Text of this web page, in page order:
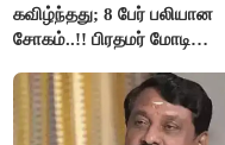
கவிழ்ந்தது; 8 பேர் பலியான
சோகம்..!! பிரதமர் மோடி